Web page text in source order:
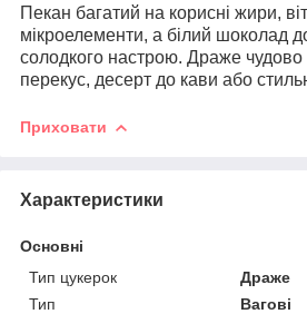
Пекан багатий на корисні жири,
мікроелементи, а білий шоколад
солодкого настрою. Драже чудово
перекус, десерт до кави або
Приховати
Характеристики
Основні
Тип цукерок
Драже
Тип
Вагові